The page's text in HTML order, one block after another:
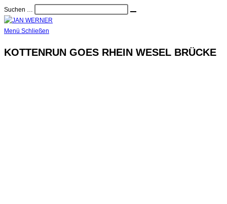
Zum
Inhalt
springen
Suchen …
Menü Schließen
KOTTENRUN GOES RHEIN WESEL BRÜCKE